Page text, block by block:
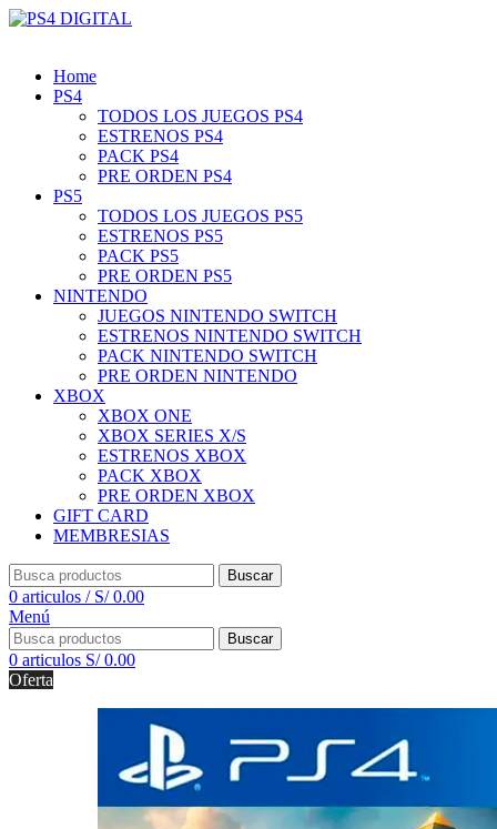
Home
PS4
TODOS LOS JUEGOS PS4
ESTRENOS PS4
PACK PS4
PRE ORDEN PS4
PS5
TODOS LOS JUEGOS PS5
ESTRENOS PS5
PACK PS5
PRE ORDEN PS5
NINTENDO
JUEGOS NINTENDO SWITCH
ESTRENOS NINTENDO SWITCH
PACK NINTENDO SWITCH
PRE ORDEN NINTENDO
XBOX
XBOX ONE
XBOX SERIES X/S
ESTRENOS XBOX
PACK XBOX
PRE ORDEN XBOX
GIFT CARD
MEMBRESIAS
Buscar
0 articulos / S/0.00
Menú
Buscar
0 articulos S/0.00
Oferta